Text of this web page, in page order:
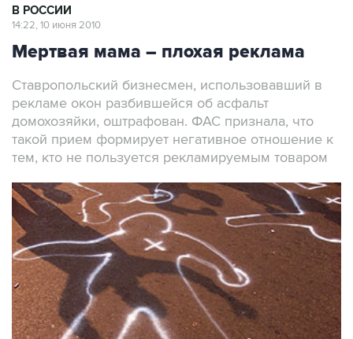
В РОССИИ
14:22, 10 июня 2010
Мертвая мама – плохая реклама
Ставропольский бизнесмен, использовавший в
рекламе окон разбившейся об асфальт
домохозяйки, оштрафован. ФАС признала, что
такой прием формирует негативное отношение к
тем, кто не пользуется рекламируемым товаром